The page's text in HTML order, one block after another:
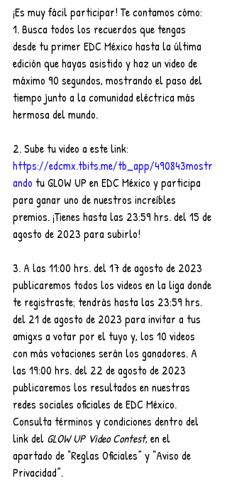
¡Es muy fácil participar! Te contamos cómo:
1. Busca todos los recuerdos que tengas
desde tu primer EDC México hasta la última
edición que hayas asistido y haz un video de
máximo 90 segundos, mostrando el paso del
tiempo junto a la comunidad eléctrica más
hermosa del mundo.
2. Sube tu video a este link:
https://edcmx.tbits.me/tb_app/490843mostr
ando tu GLOW UP en EDC México y participa
para ganar uno de nuestros increíbles
premios. ¡Tienes hasta las 23:59 hrs. del 15 de
agosto de 2023 para subirlo!
3. A las 11:00 hrs. del 17 de agosto de 2023
publicaremos todos los videos en la liga donde
te registraste; tendrás hasta las 23:59 hrs.
del 21 de agosto de 2023 para invitar a tus
amigxs a votar por el tuyo y, los 10 videos
con más votaciones serán los ganadores. A
las 19:00 hrs. del 22 de agosto de 2023
publicaremos los resultados en nuestras
redes sociales oficiales de EDC México.
Consulta términos y condiciones dentro del
link del GLOW UP Video Contest, en el
apartado de “Reglas Oficiales” y “Aviso de
Privacidad”.